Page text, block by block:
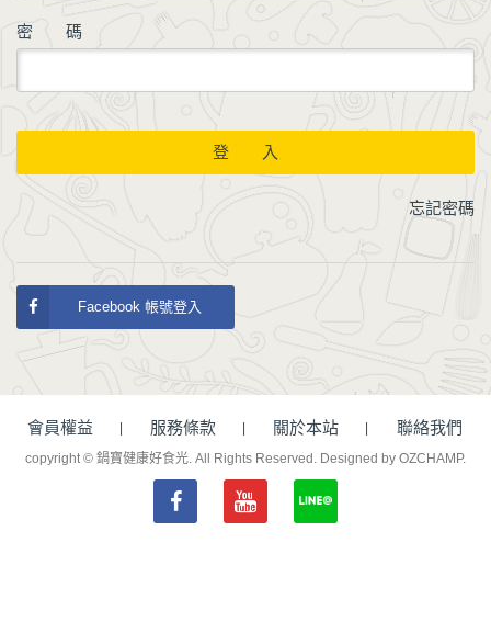
密 碼
登 入
忘記密碼
Facebook 帳號登入
會員權益 服務條款 關於本站 聯絡我們
copyright © 鍋寶健康好食光. All Rights Reserved. Designed by OZCHAMP.